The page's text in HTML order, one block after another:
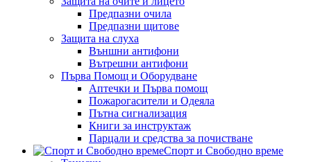
Предпазни очила
Предпазни щитове
Защита на слуха
Външни антифони
Вътрешни антифони
Първа Помощ и Оборудване
Аптечки и Първа помощ
Пожарогасители и Одеяла
Пътна сигнализация
Книги за инструктаж
Парцали и средства за почистване
Спорт и Свободно време